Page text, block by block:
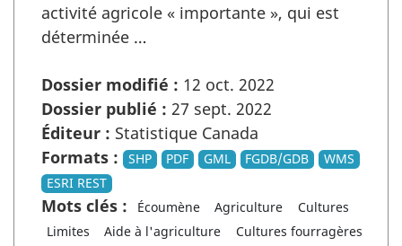
activité agricole « importante », qui est
déterminée …
Dossier modifié : 12 oct. 2022
Dossier publié : 27 sept. 2022
Éditeur : Statistique Canada
Formats :
SHP PDF GML FGDB/GDB
WMS
ESRI REST
Mots clés : Écoumène Agriculture
Cultures
Limites
Aide à l'agriculture
Cultures fourragères